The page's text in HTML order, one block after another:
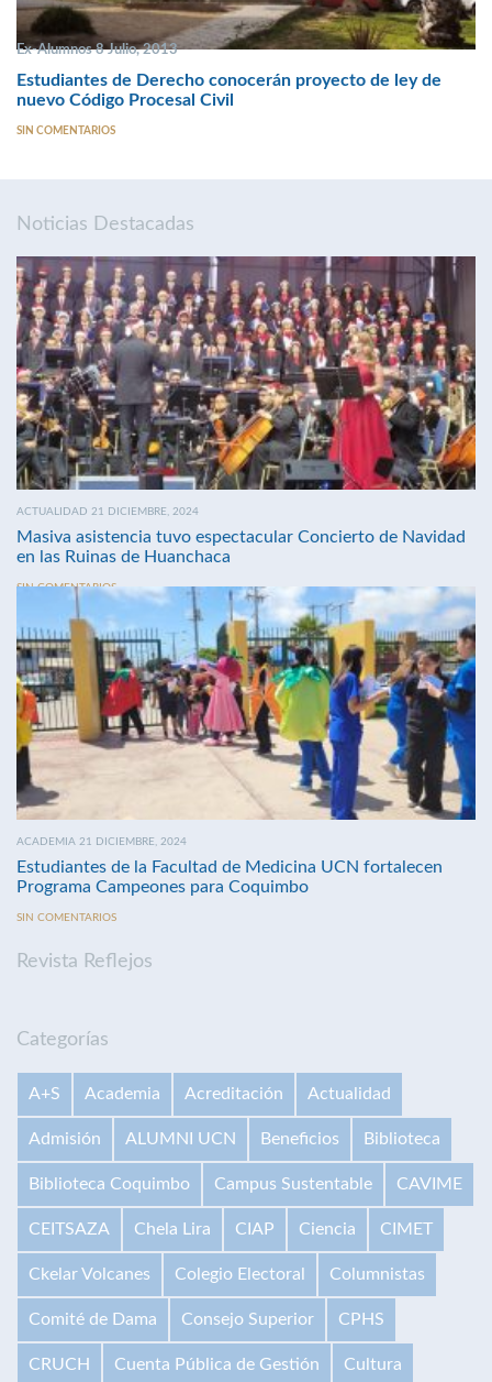
Ex-Alumnos 8 Julio, 2013
Estudiantes de Derecho conocerán proyecto de ley de
nuevo Código Procesal Civil
SIN COMENTARIOS
Noticias Destacadas
ACTUALIDAD 21 DICIEMBRE, 2024
Masiva asistencia tuvo espectacular Concierto de Navidad
en las Ruinas de Huanchaca
SIN COMENTARIOS
ACADEMIA 21 DICIEMBRE, 2024
Estudiantes de la Facultad de Medicina UCN fortalecen
Programa Campeones para Coquimbo
SIN COMENTARIOS
Revista Reflejos
Categorías
A+S Academia Acreditación Actualidad
Admisión ALUMNI UCN Beneficios Biblioteca
Biblioteca Coquimbo Campus Sustentable CAVIME
CEITSAZA Chela Lira CIAP Ciencia CIMET
Ckelar Volcanes Colegio Electoral Columnistas
Comité de Dama Consejo Superior CPHS
CRUCH Cuenta Pública de Gestión Cultura